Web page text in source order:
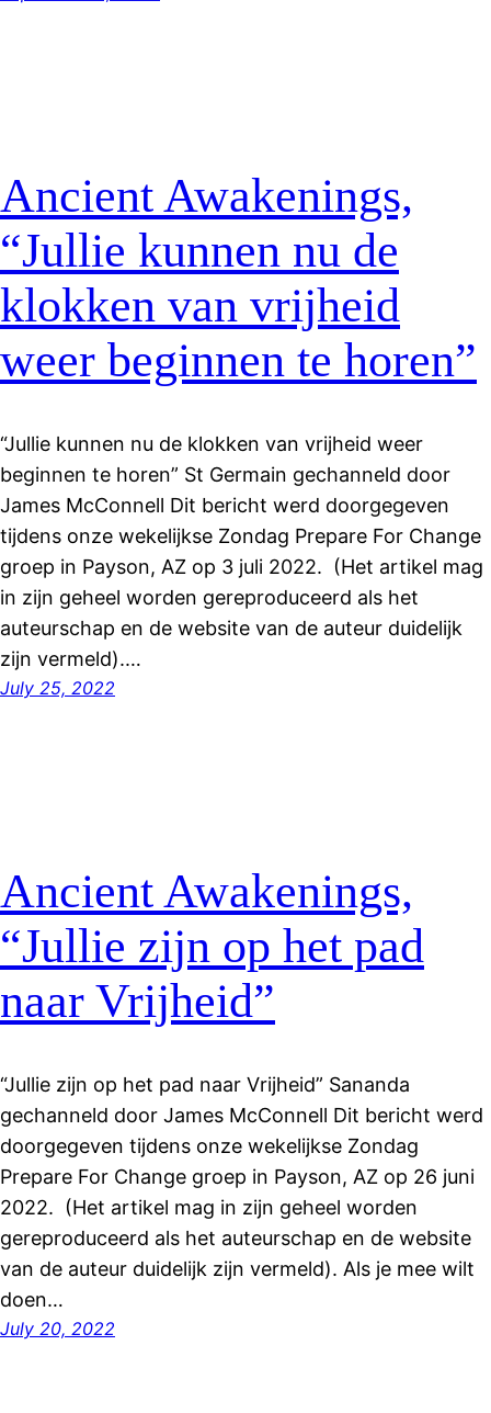
Ancient Awakenings,
“Jullie kunnen nu de
klokken van vrijheid
weer beginnen te horen”
“Jullie kunnen nu de klokken van vrijheid weer
beginnen te horen” St Germain gechanneld door
James McConnell Dit bericht werd doorgegeven
tijdens onze wekelijkse Zondag Prepare For Change
groep in Payson, AZ op 3 juli 2022. (Het artikel mag
in zijn geheel worden gereproduceerd als het
auteurschap en de website van de auteur duidelijk
zijn vermeld).…
July 25, 2022
Ancient Awakenings,
“Jullie zijn op het pad
naar Vrijheid”
“Jullie zijn op het pad naar Vrijheid” Sananda
gechanneld door James McConnell Dit bericht werd
doorgegeven tijdens onze wekelijkse Zondag
Prepare For Change groep in Payson, AZ op 26 juni
2022. (Het artikel mag in zijn geheel worden
gereproduceerd als het auteurschap en de website
van de auteur duidelijk zijn vermeld). Als je mee wilt
doen…
July 20, 2022